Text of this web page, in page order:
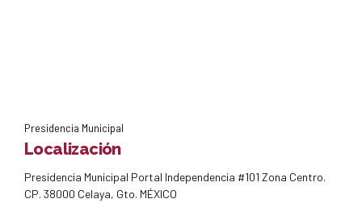
Presidencia Municipal
Localización
Presidencia Municipal Portal Independencia #101 Zona Centro.
CP. 38000 Celaya, Gto. MÉXICO